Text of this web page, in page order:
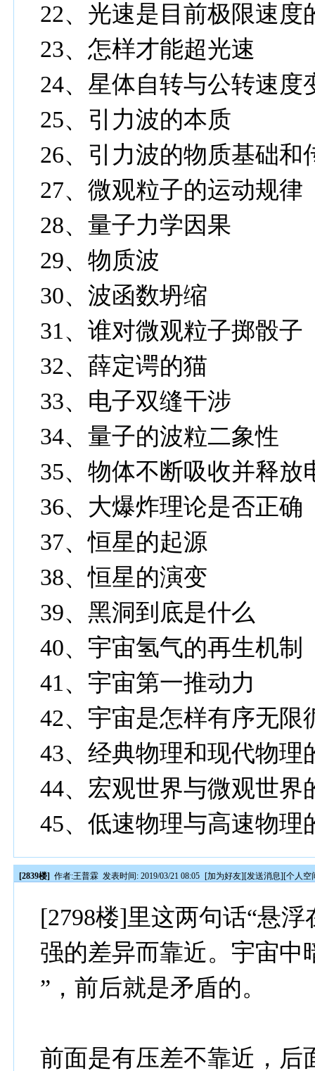
22、光速是目前极限速度
23、怎样才能超光速
24、星体自转与公转速度
25、引力波的本质
26、引力波的物质基础和
27、微观粒子的运动规律
28、量子力学因果
29、物质波
30、波函数坍缩
31、谁对微观粒子掷骰子
32、薛定谔的猫
33、电子双缝干涉
34、量子的波粒二象性
35、物体不断吸收并释放
36、大爆炸理论是否正确
37、恒星的起源
38、恒星的演变
39、黑洞到底是什么
40、宇宙氢气的再生机制
41、宇宙第一推动力
42、宇宙是怎样有序无限
43、经典物理和现代物理
44、宏观世界与微观世界
45、低速物理与高速物理
[2839楼] 作者:王普霖 发表时间: 2019/03/21 08:05 [加为好友][发送消息][个人空
[2798楼]里这两句话“悬
强的差异而靠近。宇宙中
”，前后就是矛盾的。
前面是有压差不靠近，后